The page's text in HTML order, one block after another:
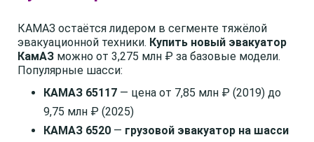
КАМАЗ остаётся лидером в сегменте тяжёлой
эвакуационной техники. Купить новый эвакуатор
КамАЗ можно от 3,275 млн ₽ за базовые модели.
Популярные шасси:
КАМАЗ 65117 — цена от 7,85 млн ₽ (2019) до
9,75 млн ₽ (2025)
КАМАЗ 6520 — грузовой эвакуатор на шасси